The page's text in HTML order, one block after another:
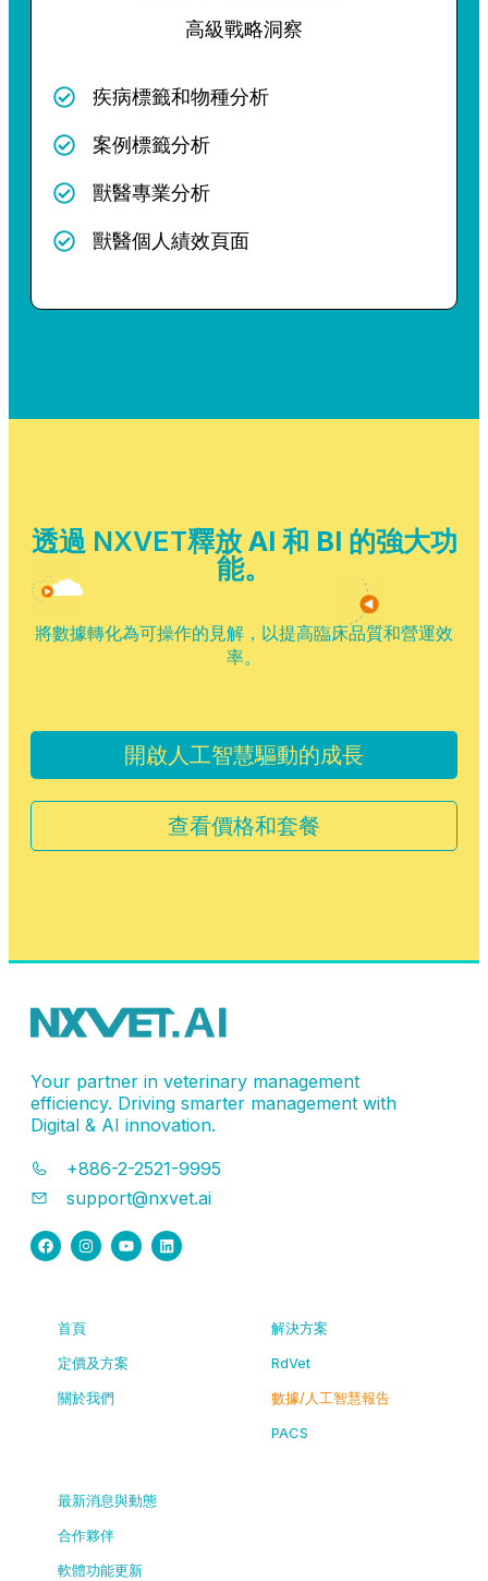
高級戰略洞察
疾病標籤和物種分析
案例標籤分析
獸醫專業分析
獸醫個人績效頁面
透過 NXVET釋放 AI 和 BI 的強大功
能。
將數據轉化為可操作的見解，以提高臨床品質和營運效
率。
開啟人工智慧驅動的成長
查看價格和套餐
Your partner in veterinary management
efficiency. Driving smarter management with
Digital & AI innovation.
+886-2-2521-9995
support@nxvet.ai
首頁
定價及方案
關於我們
解決方案
RdVet
數據/人工智慧報告
PACS
最新消息與動態
合作夥伴
軟體功能更新